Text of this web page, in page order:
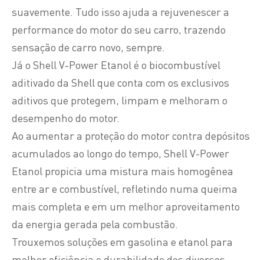
suavemente. Tudo isso ajuda a rejuvenescer a
performance do motor do seu carro, trazendo
sensação de carro novo, sempre.
Já o Shell V-Power Etanol é o biocombustível
aditivado da Shell que conta com os exclusivos
aditivos que protegem, limpam e melhoram o
desempenho do motor.
Ao aumentar a proteção do motor contra depósitos
acumulados ao longo do tempo, Shell V-Power
Etanol propicia uma mistura mais homogênea
entre ar e combustível, refletindo numa queima
mais completa e em um melhor aproveitamento
da energia gerada pela combustão.
Trouxemos soluções em gasolina e etanol para